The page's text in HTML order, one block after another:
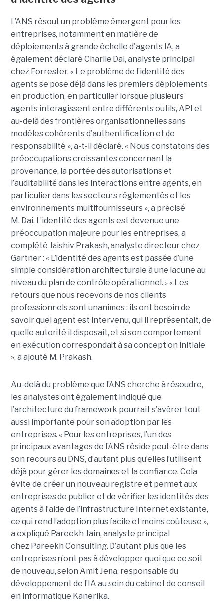
L’ANS résout un problème émergent pour les
entreprises, notamment en matière de
déploiements à grande échelle d'agents IA, a
également déclaré Charlie Dai, analyste principal
chez Forrester. « Le problème de l’identité des
agents se pose déjà dans les premiers déploiements
en production, en particulier lorsque plusieurs
agents interagissent entre différents outils, API et
au-delà des frontières organisationnelles sans
modèles cohérents d’authentification et de
responsabilité », a-t-il déclaré. « Nous constatons des
préoccupations croissantes concernant la
provenance, la portée des autorisations et
l’auditabilité dans les interactions entre agents, en
particulier dans les secteurs réglementés et les
environnements multifournisseurs », a précisé
M. Dai. L’identité des agents est devenue une
préoccupation majeure pour les entreprises, a
complété Jaishiv Prakash, analyste directeur chez
Gartner : « L’identité des agents est passée d’une
simple considération architecturale à une lacune au
niveau du plan de contrôle opérationnel. »« Les
retours que nous recevons de nos clients
professionnels sont unanimes : ils ont besoin de
savoir quel agent est intervenu, qui il représentait, de
quelle autorité il disposait, et si son comportement
en exécution correspondait à sa conception initiale
», a ajouté M. Prakash.
Au-delà du problème que l’ANS cherche à résoudre,
les analystes ont également indiqué que
l’architecture du framework pourrait s’avérer tout
aussi importante pour son adoption par les
entreprises. « Pour les entreprises, l’un des
principaux avantages de l’ANS réside peut-être dans
son recours au DNS, d’autant plus qu’elles l’utilisent
déjà pour gérer les domaines et la confiance. Cela
évite de créer un nouveau registre et permet aux
entreprises de publier et de vérifier les identités des
agents à l’aide de l’infrastructure Internet existante,
ce qui rend l’adoption plus facile et moins coûteuse »,
a expliqué Pareekh Jain, analyste principal
chez Pareekh Consulting. D’autant plus que les
entreprises n’ont pas à développer quoi que ce soit
de nouveau, selon Amit Jena, responsable du
développement de l’IA au sein du cabinet de conseil
en informatique Kanerika.